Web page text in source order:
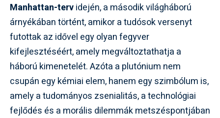
Manhattan-tervidején, a második világháború
árnyékában történt, amikor a tudósok versenyt
futottak az idővel egy olyan fegyver
kifejlesztéséért, amely megváltoztathatja a
háború kimenetelét. Azóta a plutónium nem
csupán egy kémiai elem, hanem egy szimbólum is,
amely a tudományos zsenialitás, a technológiai
fejlődés és a morális dilemmák metszéspontjában